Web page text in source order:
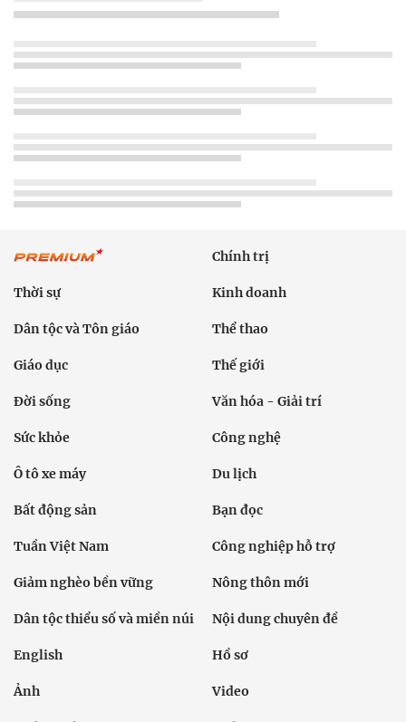
Chính trị
Thời sự Kinh doanh
Dân tộc và Tôn giáo Thể thao
Giáo dục Thế giới
Đời sống Văn hóa - Giải trí
Sức khỏe Công nghệ
Ô tô xe máy Du lịch
Bất động sản Bạn đọc
Tuần Việt Nam Công nghiệp hỗ trợ
Giảm nghèo bền vững Nông thôn mới
Dân tộc thiểu số và miền núi Nội dung chuyên đề
English Hồ sơ
Ảnh Video